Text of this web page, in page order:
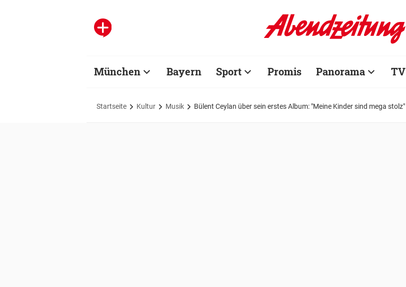
München Bayern Sport Promis Panorama TV
Startseite Kultur Musik Bülent Ceylan über sein erstes Album: "Meine Kinder sind mega stolz"